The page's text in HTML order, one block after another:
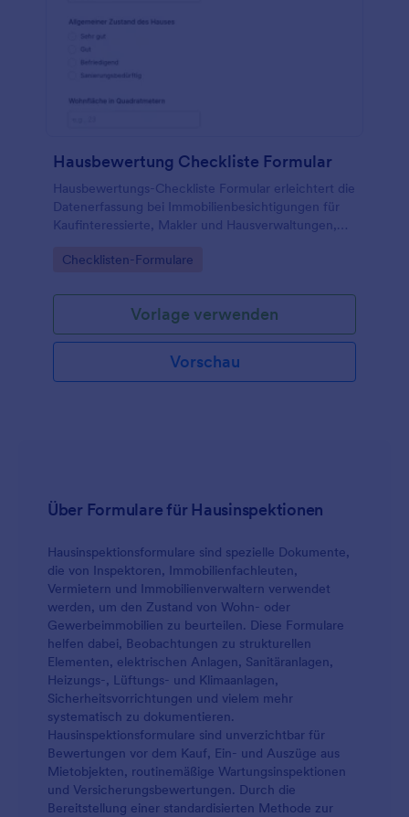
Hausbewertung Checkliste Formular
Hausbewertungs-Checkliste Formular erleichtert die
Datenerfassung bei Immobilienbesichtigungen für
Kaufinteressierte, Makler und Hausverwaltungen,
später sicher ausgewertet werden können.
Go to Category:
Checklisten-Formulare
Vorlage verwenden
Vorschau
Über Formulare für Hausinspektionen
Hausinspektionsformulare sind spezielle Dokumente,
die von Inspektoren, Immobilienfachleuten,
Vermietern und Immobilienverwaltern verwendet
werden, um den Zustand von Wohn- oder
Gewerbeimmobilien zu beurteilen. Diese Formulare
helfen dabei, Beobachtungen zu strukturellen
Elementen, elektrischen Anlagen, Sanitäranlagen,
Heizungs-, Lüftungs- und Klimaanlagen,
Sicherheitsvorrichtungen und vielem mehr
systematisch zu dokumentieren.
Hausinspektionsformulare sind unverzichtbar für
Bewertungen vor dem Kauf, Ein- und Auszüge aus
Mietobjekten, routinemäßige Wartungsinspektionen
und Versicherungsbewertungen. Durch die
Bereitstellung einer standardisierten Methode zur